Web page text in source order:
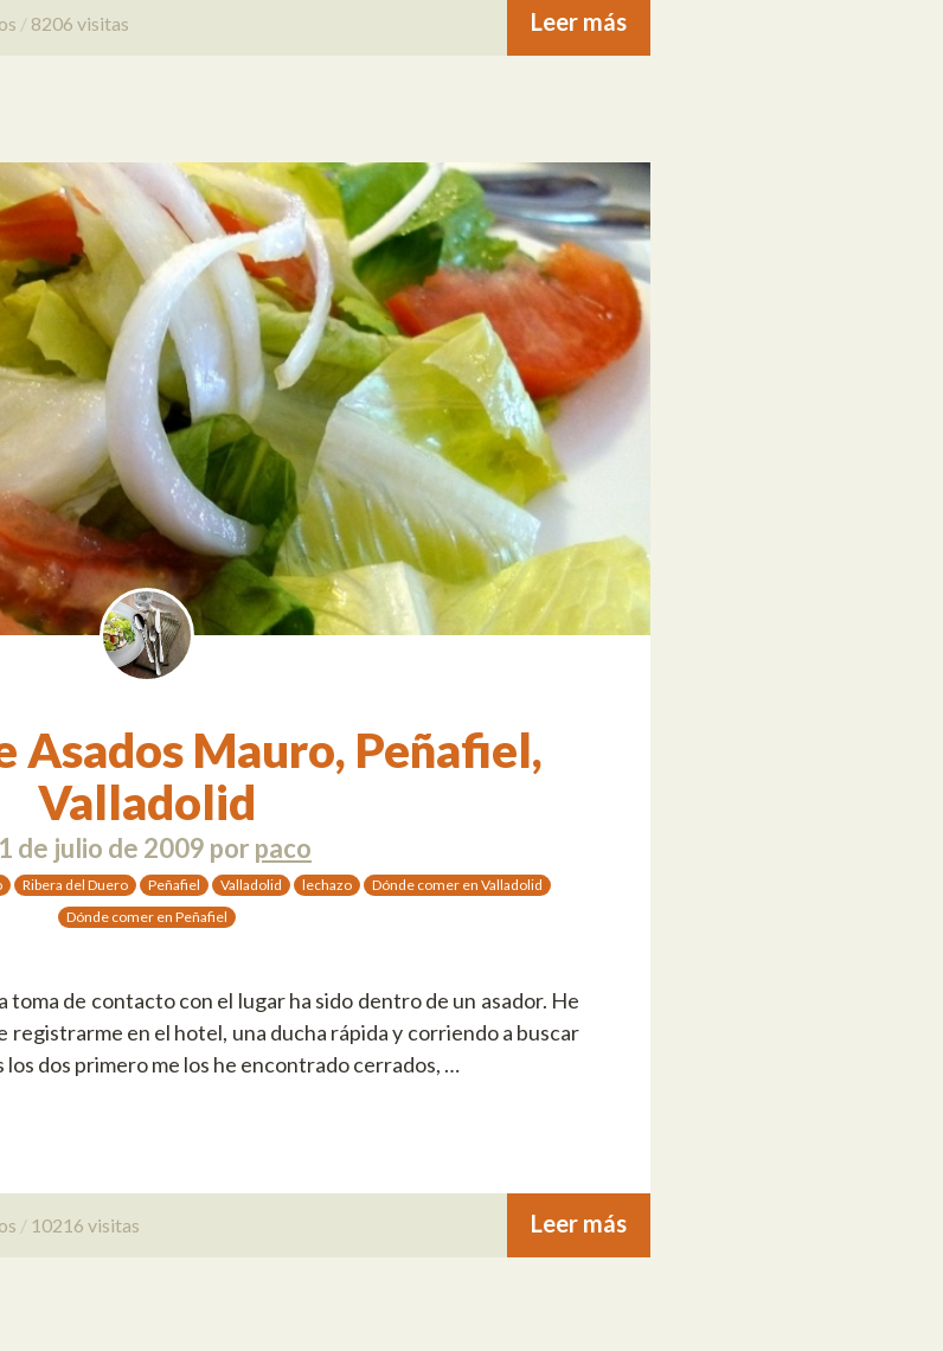
8206 visitas Leer más
Asados Mauro, Peñafiel,
Valladolid
de julio de 2009 por paco
Ribera del Duero Peñafiel Valladolid lechazo
Dónde comer en Valladolid
Dónde comer en Peñafiel
toma de contacto con el lugar ha sido dentro de un asador. He
registrarme en el hotel, una ducha rápida y corriendo a buscar
los dos primero me los he encontrado cerrados, …
10216 visitas Leer más